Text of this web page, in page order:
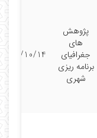
پژوهش
های
جغرافیای
برنامه ریزی
شهری
1401/10/14